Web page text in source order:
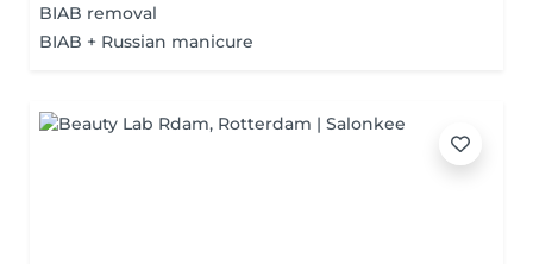
BIAB removal
BIAB + Russian manicure